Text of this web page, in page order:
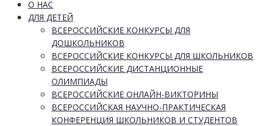
О НАС
ДЛЯ ДЕТЕЙ
ВСЕРОССИЙСКИЕ КОНКУРСЫ ДЛЯ
ДОШКОЛЬНИКОВ
ВСЕРОССИЙСКИЕ КОНКУРСЫ ДЛЯ ШКОЛЬНИКОВ
ВСЕРОССИЙСКИЕ ДИСТАНЦИОННЫЕ
ОЛИМПИАДЫ
ВСЕРОССИЙСКИЕ ОНЛАЙН-ВИКТОРИНЫ
ВСЕРОССИЙСКАЯ НАУЧНО-ПРАКТИЧЕСКАЯ
КОНФЕРЕНЦИЯ ШКОЛЬНИКОВ И СТУДЕНТОВ